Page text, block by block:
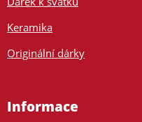
Keramika
Originální dárky
Informace